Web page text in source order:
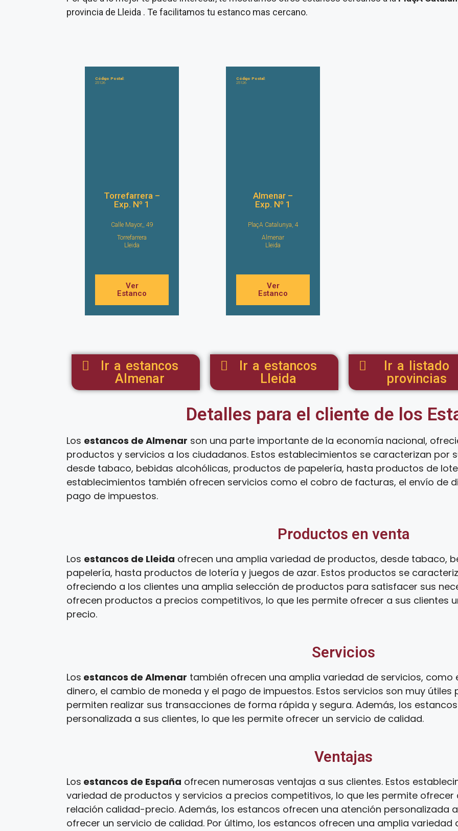
provincia de Lleida . Te facilitamos tu estanco mas cercano.
Código Postal:
25126
Torrefarrera –
Exp. Nº 1
Calle Mayor,, 49
Torrefarrera
Lleida
Ver
Estanco
Código Postal:
25126
Almenar –
Exp. Nº 1
PlaçA Catalunya, 4
Almenar
Lleida
Ver
Estanco
Ir a estancos
Almenar
Ir a estancos
Lleida
Ir a listado
provincias
Detalles para el cliente de los
Los estancos de Almenar son una parte importante de la economía nacional,
productos y servicios a los ciudadanos. Estos establecimientos se caracterizan por
desde tabaco, bebidas alcohólicas, productos de papelería, hasta productos de
establecimientos también ofrecen servicios como el cobro de facturas, el envío de
pago de impuestos.
Productos en venta
Los estancos de Lleida ofrecen una amplia variedad de productos, desde tabaco,
papelería, hasta productos de lotería y juegos de azar. Estos productos se
ofreciendo a los clientes una amplia selección de productos para satisfacer sus
ofrecen productos a precios competitivos, lo que les permite ofrecer a sus clientes
precio.
Servicios
Los estancos de Almenar también ofrecen una amplia variedad de servicios,
dinero, el cambio de moneda y el pago de impuestos. Estos servicios son muy útiles
permiten realizar sus transacciones de forma rápida y segura. Además, los
personalizada a sus clientes, lo que les permite ofrecer un servicio de calidad.
Ventajas
Los estancos de España ofrecen numerosas ventajas a sus clientes. Estos
variedad de productos y servicios a precios competitivos, lo que les permite ofrecer
relación calidad-precio. Además, los estancos ofrecen una atención personalizada
ofrecer un servicio de calidad. Por último, los estancos ofrecen una amplia variedad